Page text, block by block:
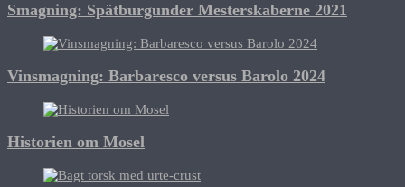
Smagning: Spätburgunder Mesterskaberne 2021
Vinsmagning: Barbaresco versus Barolo 2024
Historien om Mosel